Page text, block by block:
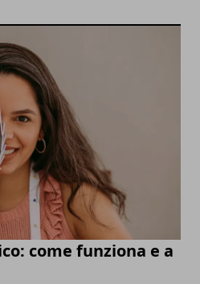
come funziona e a